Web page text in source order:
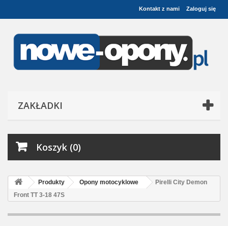
Zaloguj się
Kontakt z nami
ZAKŁADKI
Koszyk (0)
Produkty Opony motocyklowe
Pirelli City Demon
Front TT 3-18 47S